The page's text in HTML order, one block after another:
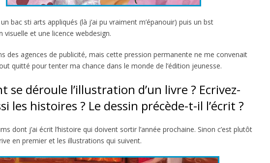
bac sti arts appliqués (là j’ai pu vraiment m’épanouir) puis un bst
visuelle et une licence webdesign.
des agences de publicité, mais cette pression permanente ne me convenait
quitté pour tenter ma chance dans le monde de l’édition jeunesse.
se déroule l’illustration d’un livre ? Ecrivez-
les histoires ? Le dessin précède-t-il l’écrit ?
dont j’ai écrit l’histoire qui doivent sortir l’année prochaine. Sinon c’est plutôt
en premier et les illustrations qui suivent.